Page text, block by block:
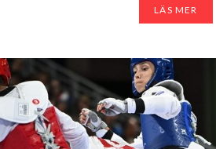
LÄS MER